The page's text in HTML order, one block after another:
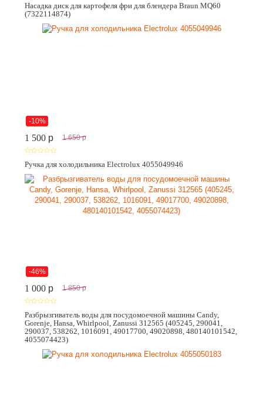
Насадка диск для картофеля фри для блендера Braun MQ60
(7322114874)
-10%
1 500 p 1 650 p
Ручка для холодильника Electrolux 4055049946
-46%
1 000 p 1 850 p
Разбрызгиватель воды для посудомоечной машины Candy,
Gorenje, Hansa, Whirlpool, Zanussi 312565 (405245, 290041,
290037, 538262, 1016091, 49017700, 49020898, 480140101542,
4055074423)